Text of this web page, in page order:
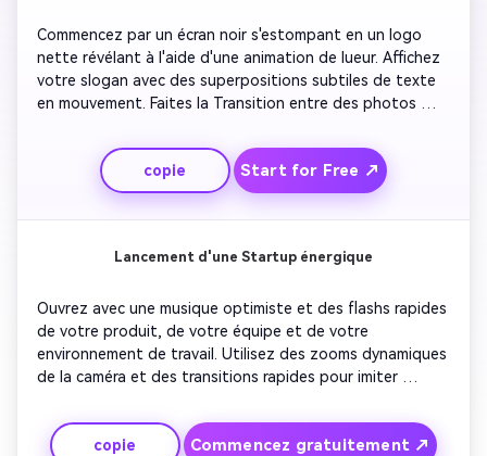
Commencez par un écran noir s'estompant en un logo
nette révélant à l'aide d'une animation de lueur. Affichez
votre slogan avec des superpositions subtiles de texte
en mouvement. Faites la Transition entre des photos
en utilisant des crossfades lisses. Gardez les couleurs
neutres et professionnelles, avec une typographie simple
et élégante pour maintenir un ton propre. Terminez par
un outro poli montrant votre site Web ou vos
copie Start for Free ↗
Lancement d'une Startup énergique
Ouvrez avec une musique optimiste et des flashs rapides
de votre produit, de votre équipe et de votre
environnement de travail. Utilisez des zooms dynamiques
de la caméra et des transitions rapides pour imiter
des textes gras qui mettent en valeur votre mission et
votre innovation. Ajoutez des graphiques en mouvement
copie Commencez gratuitement ↗